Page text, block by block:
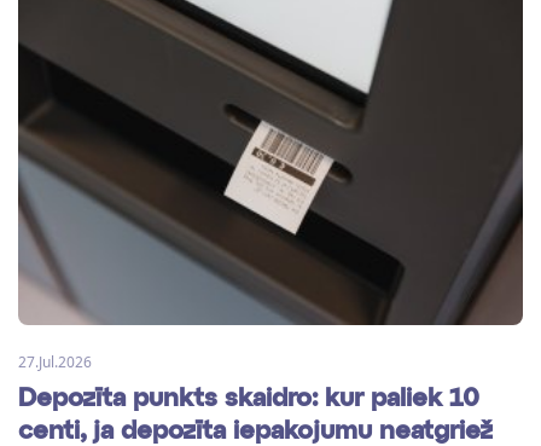
27.Jul.2026
Depozīta punkts skaidro: kur paliek 10
centi, ja depozīta iepakojumu neatgriež